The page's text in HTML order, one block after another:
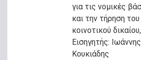
για τις νομικές
και την τήρηση του
κοινοτικού δικαίου,
Εισηγητής: Ιωάννης
Κουκιάδης